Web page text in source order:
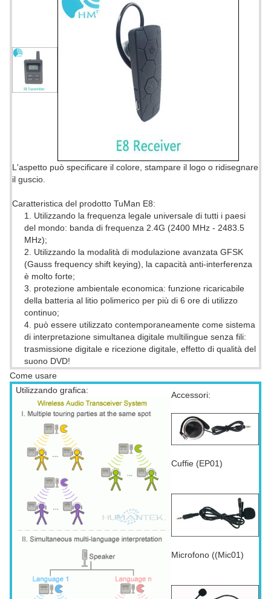
L'aspetto può specificare il colore, stampare il logo o ridisegnare
il guscio.
Caratteristica del prodotto TuMan E8:
1. Utilizzando la frequenza legale universale di tutti i paesi
del mondo: banda di frequenza 2.4G (2400 MHz - 2483.5
MHz);
2. Utilizzando la modalità di modulazione avanzata GFSK
(Gauss frequency shift keying), la capacità anti-interferenza
è molto forte;
3. protezione ambientale economica: funzione ricaricabile
della batteria al litio polimerico per più di 6 ore di utilizzo
continuo;
4. può essere utilizzato contemporaneamente come sistema
di interpretazione simultanea digitale multilingue senza fili:
trasmissione digitale e ricezione digitale, effetto di qualità del
suono DVD!
Come usare
Utilizzando grafica:
Accessori:
Cuffie (EP01)
Microfono ((Mic01)